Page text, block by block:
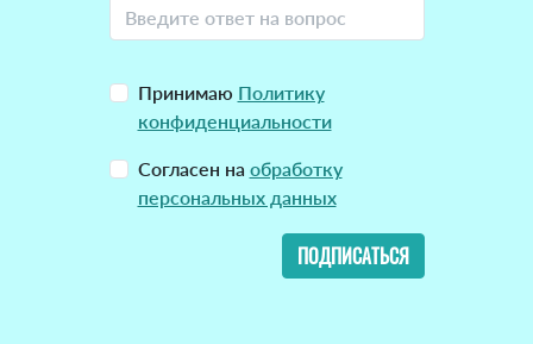
Принимаю Политику
конфиденциальности
Согласен на обработку
персональных данных
ПОДПИСАТЬСЯ